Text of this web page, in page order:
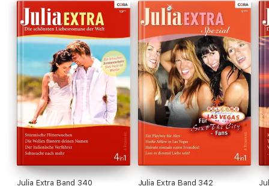
Julia Extra Band 340 Julia Extra Band 342